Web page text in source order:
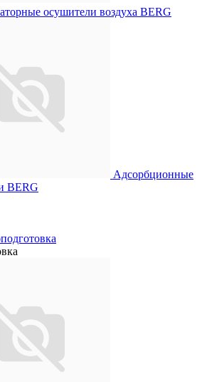
осушители воздуха BERG
Адсорбционные
BERG